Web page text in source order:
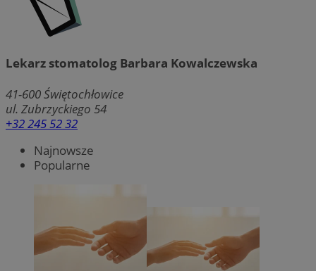
Lekarz stomatolog Barbara Kowalczewska
41-600Świętochłowice
ul. Zubrzyckiego 54
+32 245 52 32
Najnowsze
Popularne